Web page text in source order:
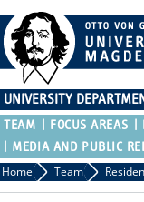
UNIVERSITY
TEAM FOCUS AREAS
MEDIA AND PUBLIC
Home Team